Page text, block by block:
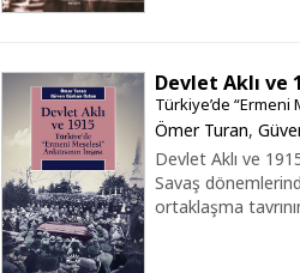
Devlet Aklı ve
Türkiye’de “Ermeni
Ömer Turan,
Devlet Aklı ve
Savaş
ortaklaşma